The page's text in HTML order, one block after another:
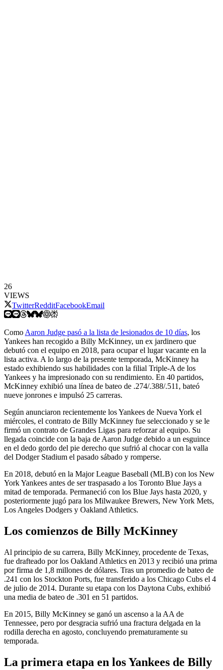
26
VIEWS
TwitterRedditFacebookEmail
Como Aaron Judge pasó a la lista de lesionados de 10 días, los
Yankees han recogido a Billy McKinney, un ex jardinero que
debutó con el equipo en 2018, para ocupar el lugar vacante en la
lista activa. A lo largo de la presente temporada, McKinney ha
estado exhibiendo sus habilidades con la filial Triple-A de los
Yankees y ha impresionado con su rendimiento. En 40 partidos,
McKinney exhibió una línea de bateo de .274/.388/.511, bateó
nueve jonrones e impulsó 25 carreras.
Según anunciaron recientemente los Yankees de Nueva York el
miércoles, el contrato de Billy McKinney fue seleccionado y se le
firmó un contrato de Grandes Ligas para reforzar al equipo. Su
llegada coincide con la baja de Aaron Judge debido a un esguince
en el dedo gordo del pie derecho que sufrió al chocar con la valla
del Dodger Stadium el pasado sábado y romperse.
En 2018, debutó en la Major League Baseball (MLB) con los New
York Yankees antes de ser traspasado a los Toronto Blue Jays a
mitad de temporada. Permaneció con los Blue Jays hasta 2020, y
posteriormente jugó para los Milwaukee Brewers, New York Mets,
Los Angeles Dodgers y Oakland Athletics.
Los comienzos de Billy McKinney
Al principio de su carrera, Billy McKinney, procedente de Texas,
fue drafteado por los Oakland Athletics en 2013 y recibió una prima
por firma de 1,8 millones de dólares. Tras un promedio de bateo de
.241 con los Stockton Ports, fue transferido a los Chicago Cubs el 4
de julio de 2014. Durante su etapa con los Daytona Cubs, exhibió
una media de bateo de .301 en 51 partidos.
En 2015, Billy McKinney se ganó un ascenso a la AA de
Tennessee, pero por desgracia sufrió una fractura delgada en la
rodilla derecha en agosto, concluyendo prematuramente su
temporada.
La primera etapa en los Yankees de Billy